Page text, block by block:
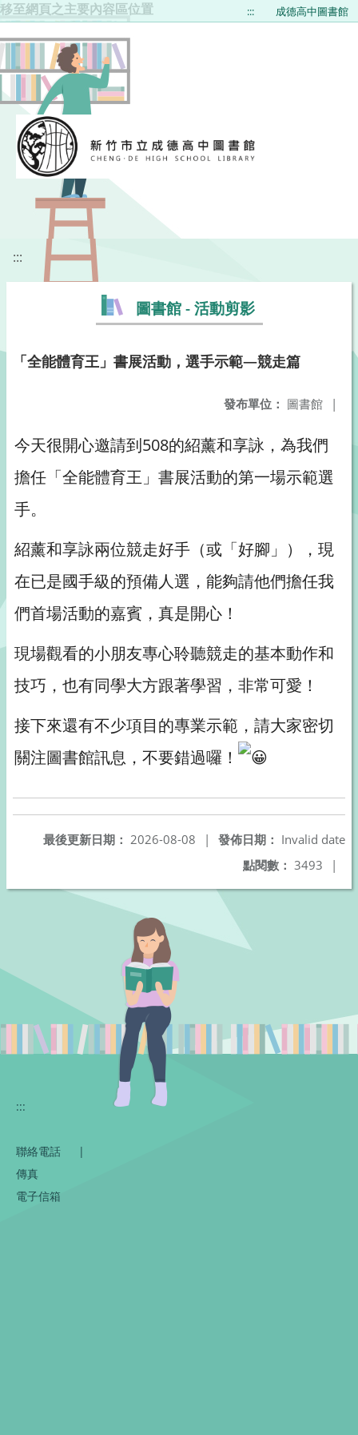
移至網頁之主要內容區位置 ::: 成德高中圖書館
:::
圖書館 - 活動剪影
「全能體育王」書展活動，選手示範—競走篇
發布單位： 圖書館 |
今天很開心邀請到508的紹薰和享詠，為我們
擔任「全能體育王」書展活動的第一場示範選
手。
紹薰和享詠兩位競走好手（或「好腳」），現
在已是國手級的預備人選，能夠請他們擔任我
們首場活動的嘉賓，真是開心！
現場觀看的小朋友專心聆聽競走的基本動作和
技巧，也有同學大方跟著學習，非常可愛！
接下來還有不少項目的專業示範，請大家密切
關注圖書館訊息，不要錯過囉！
發佈日期： Invalid date
最後更新日期： 2026-08-08
|
點閱數： 3493 |
:::
聯絡電話
|
傳真
電子信箱